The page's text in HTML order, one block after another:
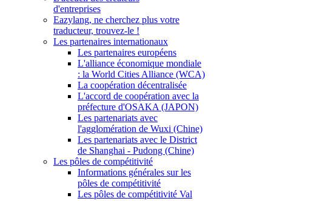
d'entreprises
Eazylang, ne cherchez plus votre
traducteur, trouvez-le !
Les partenaires internationaux
Les partenaires européens
L'alliance économique mondiale
: la World Cities Alliance (WCA)
La coopération décentralisée
L'accord de coopération avec la
préfecture d'OSAKA (JAPON)
Les partenariats avec
l'agglomération de Wuxi (Chine)
Les partenariats avec le District
de Shanghai - Pudong (Chine)
Les pôles de compétitivité
Informations générales sur les
pôles de compétitivité
Les pôles de compétitivité Val